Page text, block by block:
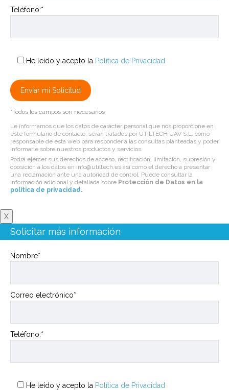
Teléfono:*
He leído y acepto la Política de Privacidad
*Todos los campos son necesarios
Le informamos que los datos de carácter personal que nos proporcione en
este formulario de contacto, serán tratados por UTILTECH UAV S.L. como
responsable de esta web para responder a las consultas planteadas y poder
informarle sobre nuestros productos y servicios.
Podrá ejercer sus derechos de acceso, rectificación, limitación, supresión y
oposición a los datos en info@utiltech.es así como el derecho a presentar
una reclamación ante una autoridad de control. Puede consultar la
información adicional y detallada sobre Protección de Datos en la
politica de privacidad.
X
Solicitar más información
Nombre*
Correo electrónico*
Teléfono:*
He leído y acepto la Política de Privacidad